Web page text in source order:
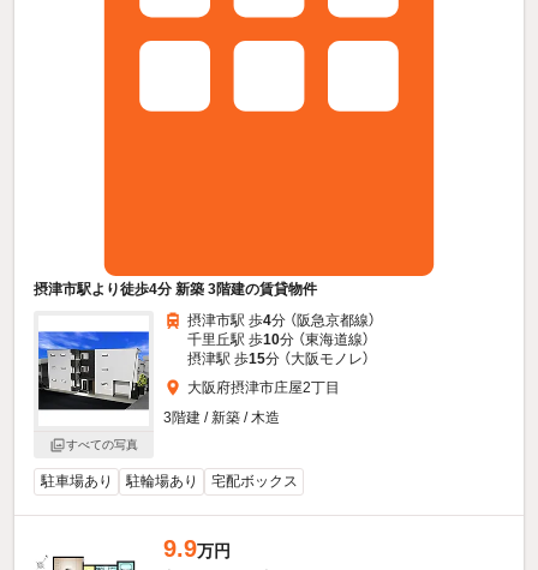
摂津市駅より徒歩4分 新築 3階建の賃貸物件
すべての写真
摂津市駅 歩4分 （阪急京都線）
千里丘駅 歩10分 （東海道線）
摂津駅 歩15分 （大阪モノレ）
大阪府摂津市庄屋2丁目
3階建 / 新築 / 木造
駐車場あり 駐輪場あり 宅配ボックス
9.9万円